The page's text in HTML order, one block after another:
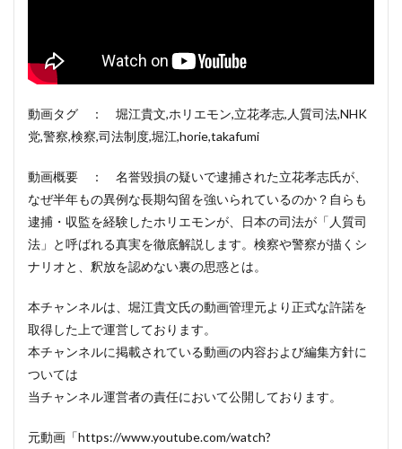
動画タグ ： 堀江貴文,ホリエモン,立花孝志,人質司法,NHK
党,警察,検察,司法制度,堀江,horie,takafumi
動画概要 ： 名誉毀損の疑いで逮捕された立花孝志氏が、
なぜ半年もの異例な長期勾留を強いられているのか？自らも
逮捕・収監を経験したホリエモンが、日本の司法が「人質司
法」と呼ばれる真実を徹底解説します。検察や警察が描くシ
ナリオと、釈放を認めない裏の思惑とは。
本チャンネルは、堀江貴文氏の動画管理元より正式な許諾を
取得した上で運営しております。
本チャンネルに掲載されている動画の内容および編集方針に
ついては
当チャンネル運営者の責任において公開しております。
元動画「https://www.youtube.com/watch?